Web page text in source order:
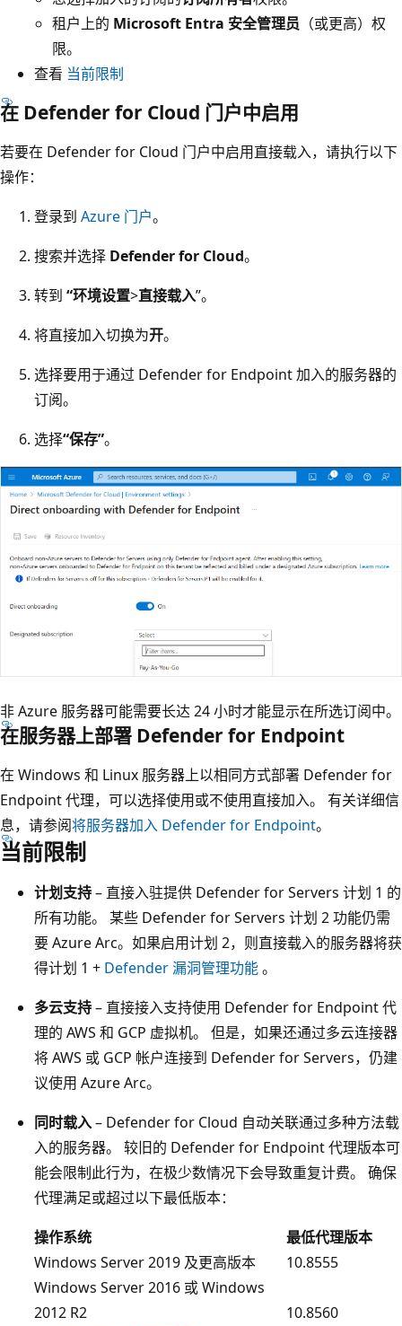
租户上的 Microsoft Entra 安全管理员 （或更高）权
限。
查看 当前限制
在 Defender for Cloud 门户中启用
若要在 Defender for Cloud 门户中启用直接载入，请执行以下
操作：
登录到 Azure 门户。
搜索并选择 Defender for Cloud。
转到 “环境设置>直接载入”。
将直接加入切换为开。
选择要用于通过 Defender for Endpoint 加入的服务器的
订阅。
选择“保存”。
非 Azure 服务器可能需要长达 24 小时才能显示在所选订阅中。
在服务器上部署 Defender for Endpoint
在 Windows 和 Linux 服务器上以相同方式部署 Defender for
Endpoint 代理，可以选择使用或不使用直接加入。 有关详细信
息，请参阅将服务器加入 Defender for Endpoint。
当前限制
计划支持– 直接入驻提供 Defender for Servers 计划 1 的
所有功能。 某些 Defender for Servers 计划 2 功能仍需
要 Azure Arc。如果启用计划 2，则直接载入的服务器将获
得计划 1 + Defender 漏洞管理功能。
多云支持– 直接接入支持使用 Defender for Endpoint 代
理的 AWS 和 GCP 虚拟机。 但是，如果还通过多云连接器
将 AWS 或 GCP 帐户连接到 Defender for Servers，仍建
议使用 Azure Arc。
同时载入– Defender for Cloud 自动关联通过多种方法载
入的服务器。 较旧的 Defender for Endpoint 代理版本可
能会限制此行为，在极少数情况下会导致重复计费。 确保
代理满足或超过以下最低版本：
操作系统
最低代理版本
Windows Server 2019 及更高版本
10.8555
Windows Server 2016 或 Windows
2012 R2
10.8560